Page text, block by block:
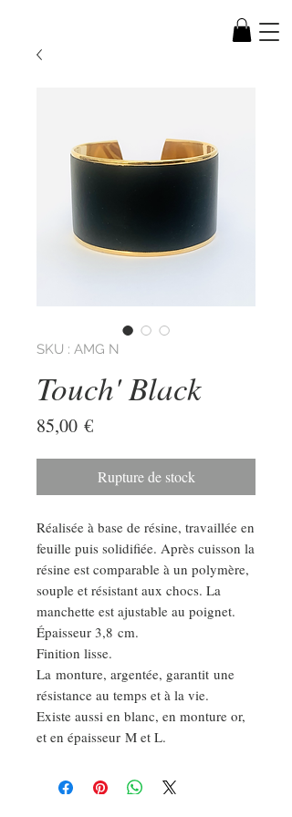
SKU : AMG N
Touch' Black
85,00 €Prix
Rupture de stock
Réalisée à base de résine, travaillée en
feuille puis solidifiée. Après cuisson la
résine est comparable à un polymère,
souple et résistant aux chocs. La
manchette est ajustable au poignet.
Épaisseur 3,8 cm.
Finition lisse.
La monture, argentée, garantit une
résistance au temps et à la vie.
Existe aussi en blanc, en monture or,
et en épaisseur M et L.